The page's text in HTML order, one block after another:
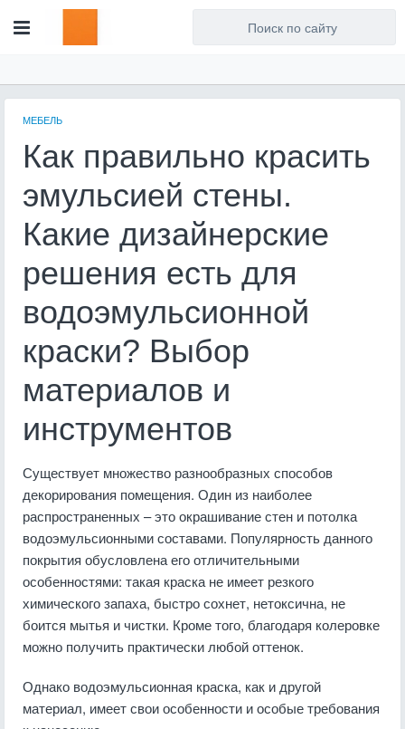
МЕБЕЛЬ
Как правильно красить
эмульсией стены.
Какие дизайнерские
решения есть для
водоэмульсионной
краски? Выбор
материалов и
инструментов
Существует множество разнообразных способов
декорирования помещения. Один из наиболее
распространенных – это окрашивание стен и потолка
водоэмульсионными составами. Популярность данного
покрытия обусловлена его отличительными
особенностями: такая краска не имеет резкого
химического запаха, быстро сохнет, нетоксична, не
боится мытья и чистки. Кроме того, благодаря колеровке
можно получить практически любой оттенок.
Однако водоэмульсионная краска, как и другой
материал, имеет свои особенности и особые требования
Для любых предложений по
сайту: artist71@cp9.ru